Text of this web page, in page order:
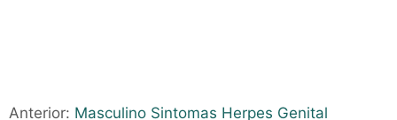
Anterior: Masculino Sintomas Herpes Genital